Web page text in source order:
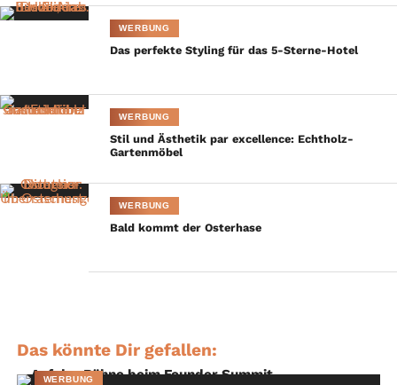
WERBUNG
Das perfekte Styling für das 5-Sterne-Hotel
WERBUNG
Stil und Ästhetik par excellence: Echtholz-
Gartenmöbel
WERBUNG
Bald kommt der Osterhase
Das könnte Dir gefallen:
WERBUNG